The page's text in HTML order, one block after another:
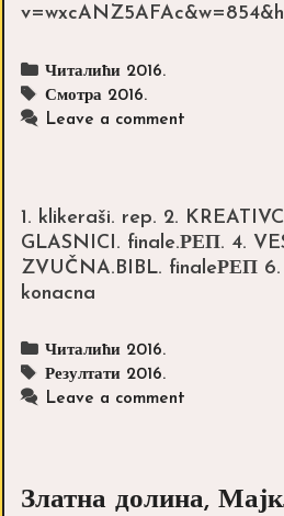
Categories
Читалићи 2016.
Tags
Смотра 2016.
Leave a comment
1. klikeraši. rep. 2.
GLASNICI. finale.РЕП. 4.
ZVUČNA.BIBL. finaleРЕП 6.
konacna
Categories
Читалићи 2016.
Tags
Резултати 2016.
Leave a comment
Златна долина,